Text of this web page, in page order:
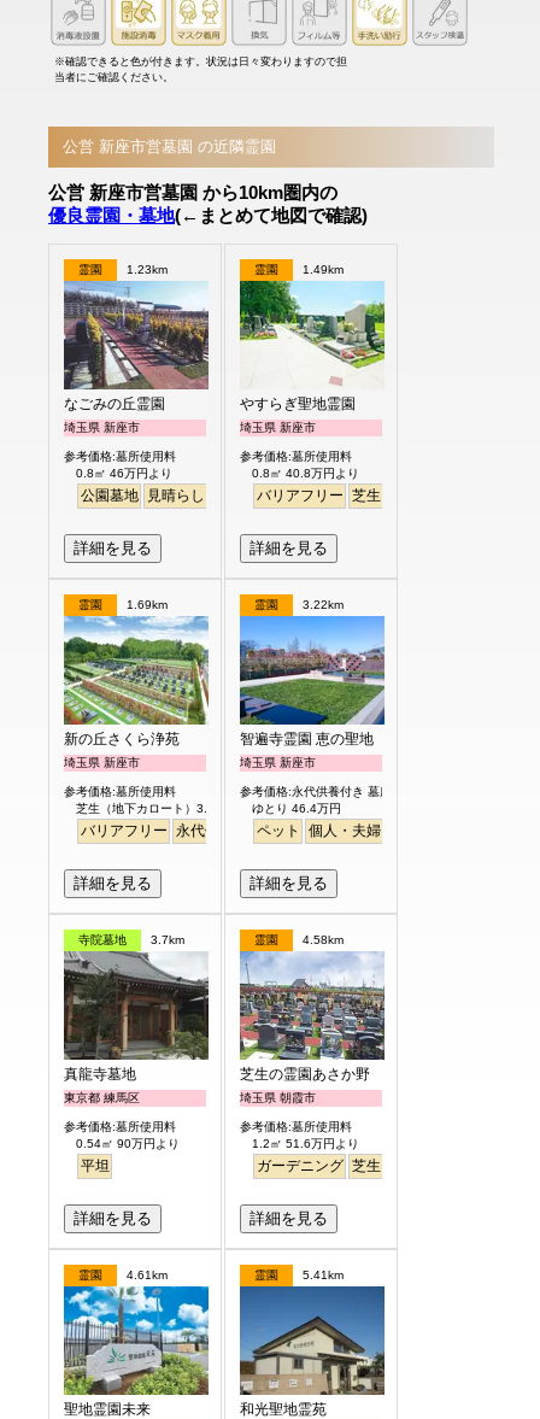
※確認できると色が付きます。状況は日々変わりますので担
当者にご確認ください。
公営 新座市営墓園 の近隣霊園
公営 新座市営墓園 から10km圏内の
優良霊園・墓地(←まとめて地図で確認)
霊園 1.23km
なごみの丘霊園
埼玉県 新座市
参考価格:墓所使用料
0.8㎡ 46万円より
公園墓地 見晴らし・眺望 バリアフリー 平坦
詳細を見る
霊園 1.49km
やすらぎ聖地霊園
埼玉県 新座市
参考価格:墓所使用料
0.8㎡ 40.8万円より
バリアフリー 芝生
詳細を見る
霊園 1.69km
新の丘さくら浄苑
埼玉県 新座市
参考価格:墓所使用料
芝生（地下カロート）3.0㎡ 122.8万円より
バリアフリー 永代供養
詳細を見る
霊園 3.22km
智遍寺霊園 恵の聖地
埼玉県 新座市
参考価格:永代供養付き 墓所使用料
ゆとり 46.4万円
ペット 個人・夫婦
詳細を見る
寺院墓地 3.7km
真龍寺墓地
東京都 練馬区
参考価格:墓所使用料
0.54㎡ 90万円より
平坦
詳細を見る
霊園 4.58km
芝生の霊園あさか野
埼玉県 朝霞市
参考価格:墓所使用料
1.2㎡ 51.6万円より
ガーデニング 芝生
詳細を見る
霊園 4.61km
聖地霊園未来
霊園 5.41km
和光聖地霊苑